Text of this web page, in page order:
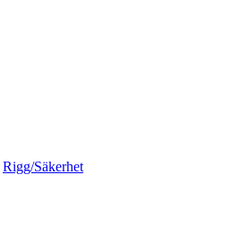
Rigg/Säkerhet